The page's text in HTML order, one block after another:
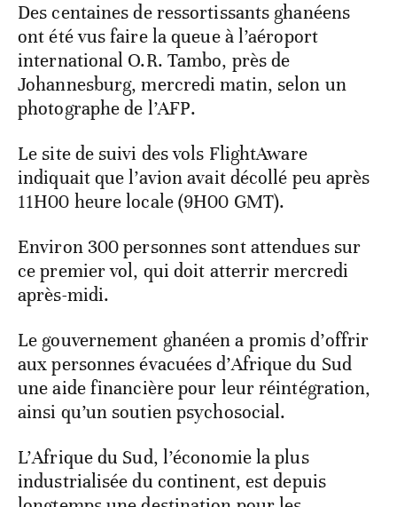
Des centaines de ressortissants ghanéens
ont été vus faire la queue à l’aéroport
international O.R. Tambo, près de
Johannesburg, mercredi matin, selon un
photographe de l’AFP.
Le site de suivi des vols FlightAware
indiquait que l’avion avait décollé peu après
11H00 heure locale (9H00 GMT).
Environ 300 personnes sont attendues sur
ce premier vol, qui doit atterrir mercredi
après-midi.
Le gouvernement ghanéen a promis d’offrir
aux personnes évacuées d’Afrique du Sud
une aide financière pour leur réintégration,
ainsi qu’un soutien psychosocial.
L’Afrique du Sud, l’économie la plus
industrialisée du continent, est depuis